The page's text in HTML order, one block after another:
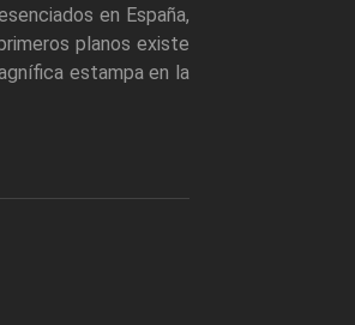
en España,
planos existe
estampa en la